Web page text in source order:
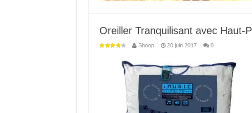
Oreiller Tranquilisant avec Haut-
Shoop 20 juin 2017 0